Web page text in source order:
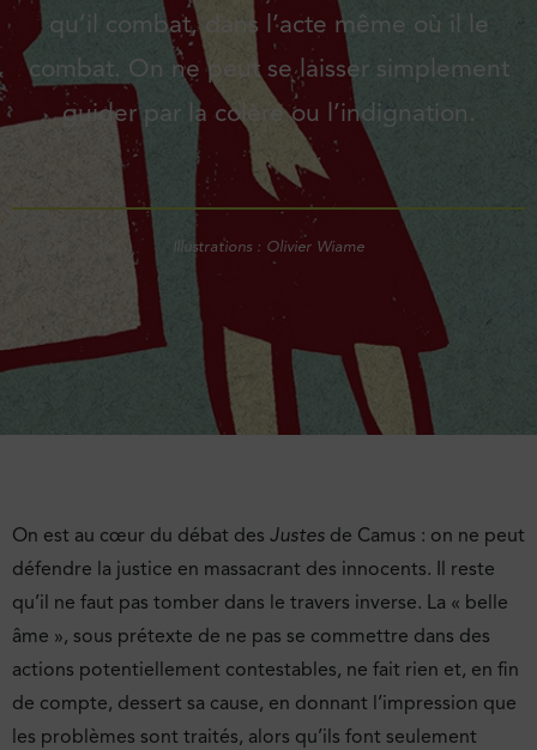
qu’il combat, dans l’acte même où il le
combat. On ne peut se laisser simplement
guider par la colère ou l’indignation.
Illustrations : Olivier Wiame
On est au cœur du débat des Justes de Camus : on ne peut
défendre la justice en massacrant des innocents. Il reste
qu’il ne faut pas tomber dans le travers inverse. La « belle
âme », sous prétexte de ne pas se commettre dans des
actions potentiellement contestables, ne fait rien et, en fin
de compte, dessert sa cause, en donnant l’impression que
les problèmes sont traités, alors qu’ils font seulement